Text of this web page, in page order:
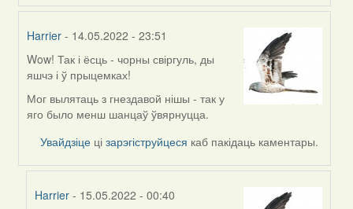
Harrier - 14.05.2022 - 23:51
In
reply
to
by
Wow! Так і ёсць - чорны свіргуль, ды
яшчэ і ў прыцемках!
Мог вылятаць з гнездавой нішы - так у
яго было менш шанцаў ўвярнуцца.
Увайдзіце цізарэгіструйцеся каб пакідаць каментары.
Harrier - 15.05.2022 - 00:40